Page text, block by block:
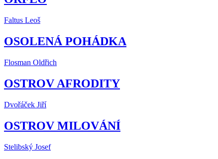
Faltus Leoš
OSOLENÁ POHÁDKA
Flosman Oldřich
OSTROV AFRODITY
Dvořáček Jiří
OSTROV MILOVÁNÍ
Stelibský Josef